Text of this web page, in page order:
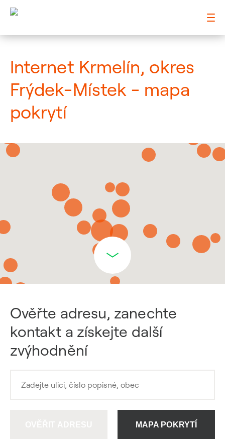
Internet Krmelín, okres
Frýdek-Místek - mapa
pokrytí
Ověřte adresu, zanechte
kontakt a získejte další
zvýhodnění
MAPA POKRYTÍ
: Mapa pokrytí město